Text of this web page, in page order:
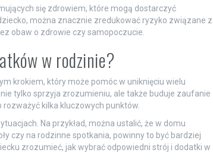
się zdrowiem, które mogą dostarczyć
można znacznie zredukować ryzyko związane z
obaw o zdrowie czy samopoczucie.
w rodzinie?
krokiem, który może pomóc w uniknięciu wielu
tylko sprzyja zrozumieniu, ale także buduje zaufanie
rozważyć kilka kluczowych punktów.
Na przykład, można ustalić, że w domu
czy na rodzinne spotkania, powinny to być bardziej
zrozumieć, jak wybrać odpowiedni strój i dodatki w